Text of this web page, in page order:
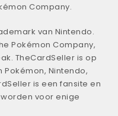
Company.
van Nintendo.
Pokémon Company,
TheCardSeller is op
Nintendo,
is een fansite en
voor enige